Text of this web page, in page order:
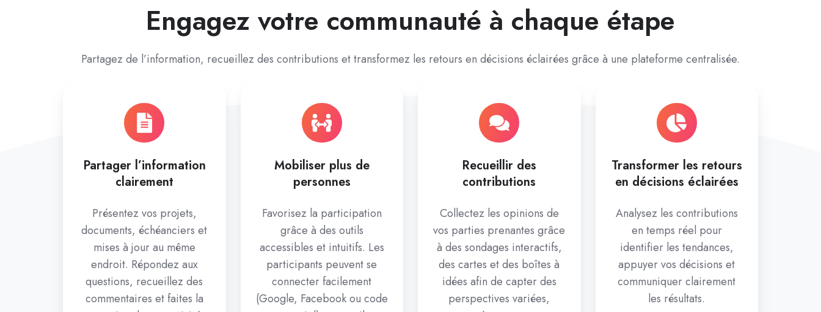
Engagez votre communauté à chaque étape
Partagez de l’information, recueillez des contributions et transformez les retours en décisions éclairées grâce à une plateforme centralisée.
Partager l’information
clairement
Présentez vos projets,
documents, échéanciers et
mises à jour au même
endroit. Répondez aux
questions, recueillez des
commentaires et faites la
Mobiliser plus de
personnes
Favorisez la participation
grâce à des outils
accessibles et intuitifs. Les
participants peuvent se
connecter facilement
(Google, Facebook ou code
Recueillir des
contributions
Collectez les opinions de
vos parties prenantes grâce
à des sondages interactifs,
des cartes et des boîtes à
idées afin de capter des
perspectives variées,
Transformer les retours
en décisions éclairées
Analysez les contributions
en temps réel pour
identifier les tendances,
appuyer vos décisions et
communiquer clairement
les résultats.